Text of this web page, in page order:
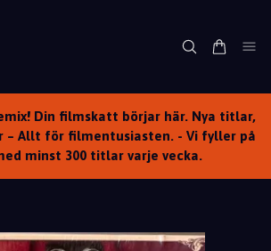
Din filmskatt börjar här. Nya titlar,
– Allt för filmentusiasten. - Vi fyller på
minst 300 titlar varje vecka.